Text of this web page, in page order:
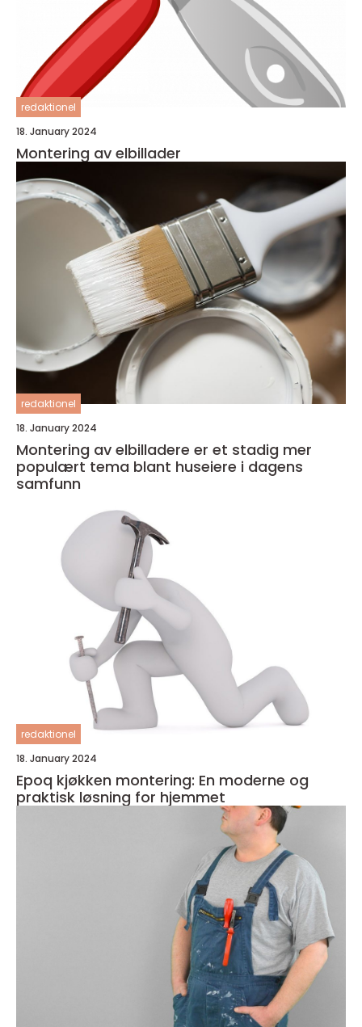
redaktionel
18. January 2024
Montering av elbillader
redaktionel
18. January 2024
Montering av elbilladere er et stadig mer
populært tema blant huseiere i dagens
samfunn
redaktionel
18. January 2024
Epoq kjøkken montering: En moderne og
praktisk løsning for hjemmet